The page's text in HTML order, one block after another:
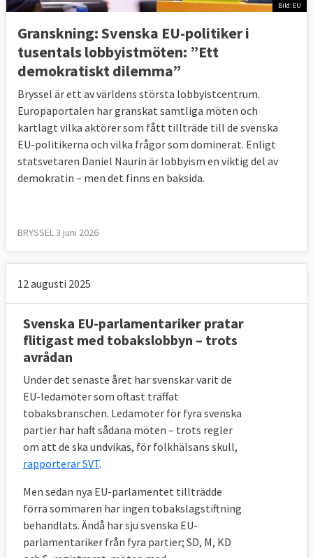
Läs mer
Bild: EU
Granskning: Svenska EU-politiker i
tusentals lobbyistmöten: ”Ett
demokratiskt dilemma”
Bryssel är ett av världens största lobbyistcentrum.
Europaportalen har granskat samtliga möten och
kartlagt vilka aktörer som fått tillträde till de svenska
EU-politikerna och vilka frågor som dominerat. Enligt
statsvetaren Daniel Naurin är lobbyism en viktig del av
demokratin – men det finns en baksida.
BRYSSEL 3 juni 2026
12 augusti 2025
Svenska EU-parlamentariker pratar
flitigast med tobakslobbyn – trots
avrådan
Under det senaste året har svenskar varit de
EU-ledamöter som oftast träffat
tobaksbranschen. Ledamöter för fyra svenska
partier har haft sådana möten – trots regler
om att de ska undvikas, för folkhälsans skull,
rapporterar SVT.
Men sedan nya EU-parlamentet tillträdde
förra sommaren har ingen tobakslagstiftning
behandlats. Ändå har sju svenska EU-
parlamentariker från fyra partier; SD, M, KD